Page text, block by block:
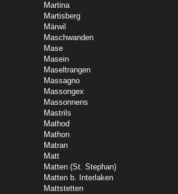
Martina
Martisberg
Märwil
Maschwanden
Mase
Masein
Maseltrangen
Massagno
Massongex
Massonnens
Mastrils
Mathod
Mathon
Matran
Matt
Matten (St. Stephan)
Matten b. Interlaken
Mattstetten